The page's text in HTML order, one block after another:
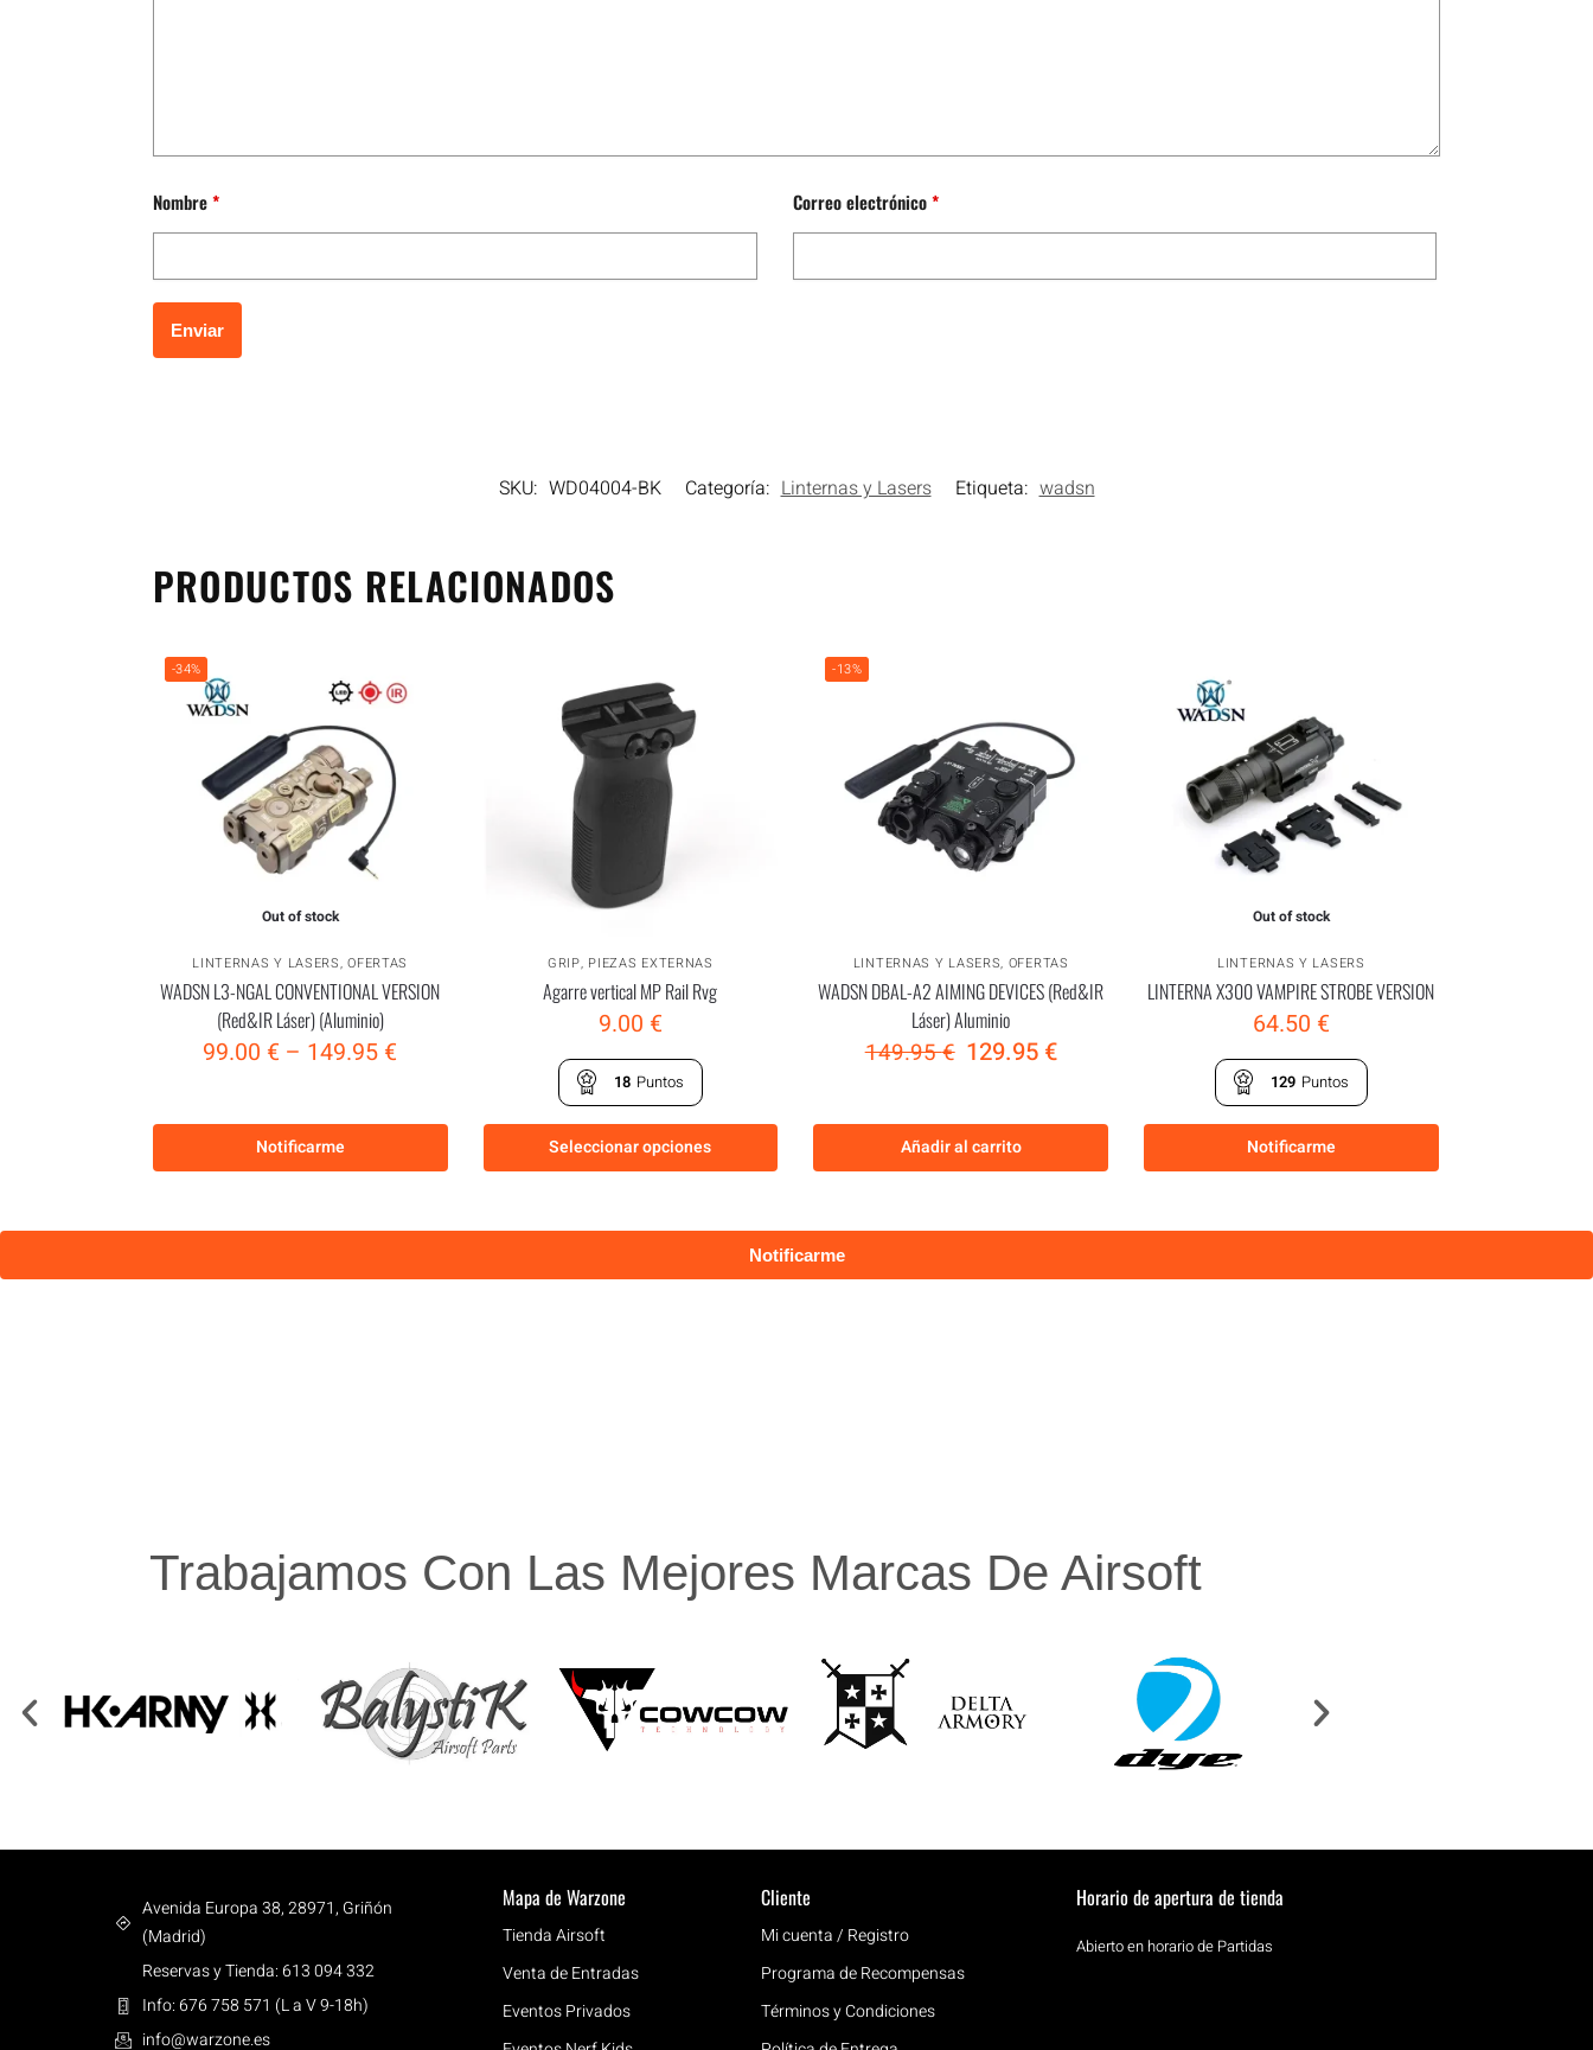
Nombre* Correo electrónico*
SKU: WD04004-BK Categoría: Linternas y Lasers Etiqueta: wadsn
PRODUCTOS RELACIONADOS
-34%
Out of stock
LINTERNAS Y LASERS,OFERTAS
WADSN L3-NGAL CONVENTIONAL VERSION
(Red&IR Láser) (Aluminio)
99.00 € – 149.95 €
Notificarme
GRIP, PIEZAS EXTERNAS
Agarre vertical MP Rail Rvg
9.00 €
18 Puntos
Seleccionar opciones
-13%
LINTERNAS Y LASERS, OFERTAS
WADSN DBAL-A2 AIMING DEVICES (Red&IR
Láser) Aluminio
149.95€ 129.95 €
Añadir al carrito
Out of stock
LINTERNAS Y LASERS
LINTERNA X300 VAMPIRE STROBE VERSION
64.50 €
129 Puntos
Notificarme
Trabajamos Con Las Mejores Marcas De Airsoft
Avenida Europa 38, 28971, Griñón
(Madrid)
Reservas y Tienda: 613 094 332
Info: 676 758 571 (L a V 9-18h)
info@warzone.es
Mapa de Warzone
Tienda Airsoft
Venta de Entradas
Eventos Privados
Cliente
Mi cuenta / Registro
Programa de Recompensas
Términos y Condiciones
Horario de apertura de tienda
Abierto en horario de Partidas